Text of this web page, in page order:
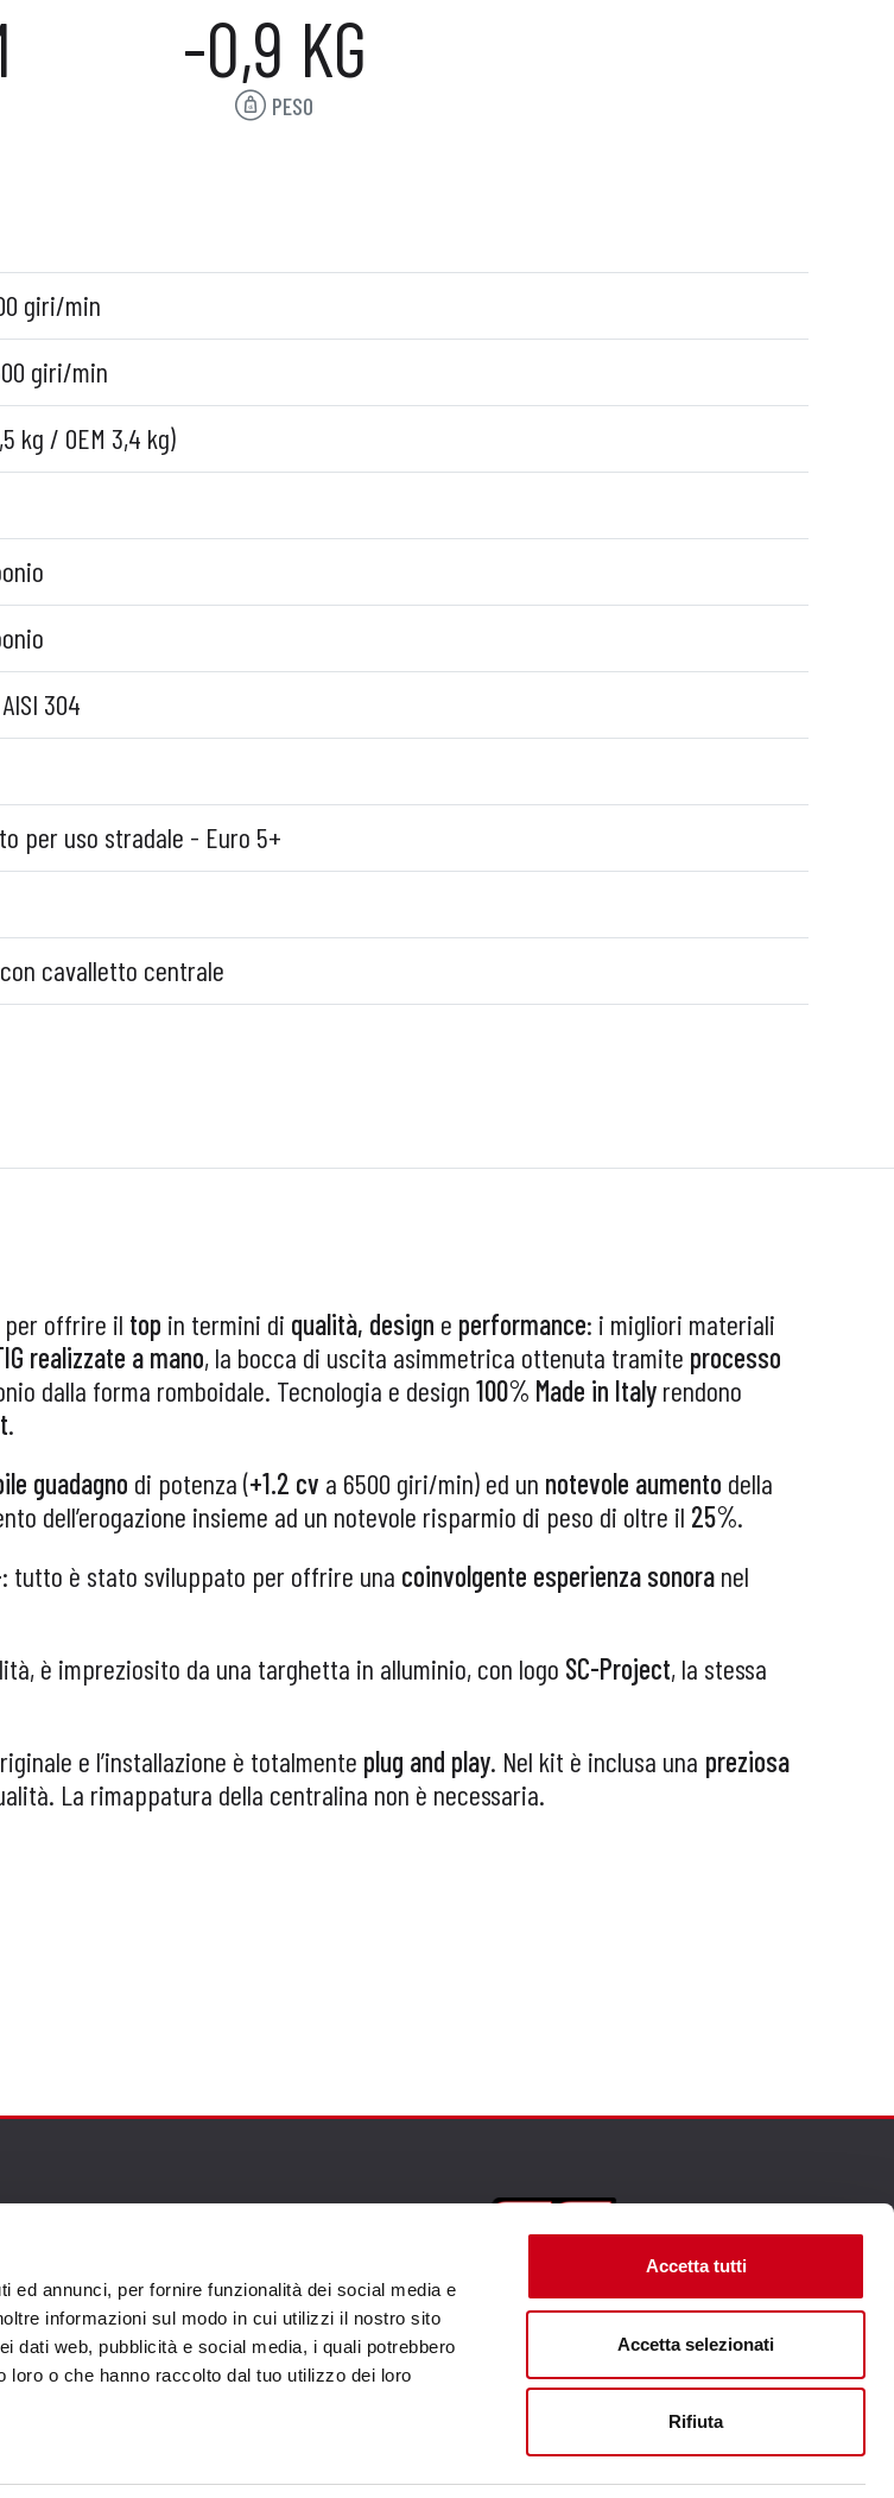
ed annunci, per fornire funzionalità dei social media e
informazioni sul modo in cui utilizzi il nostro sito
dati web, pubblicità e social media, i quali potrebbero
o che hanno raccolto dal tuo utilizzo dei loro
Accetta tutti
Accetta selezionati
Rifiuta
-0,9 KG
PESO
giri/min
giri/min
kg / OEM 3,4 kg)
304
per uso stradale - Euro 5+
cavalletto centrale
per offrire il top in termini di qualità, design e performance: i migliori materiali
realizzate a mano, la bocca di uscita asimmetrica ottenuta tramite processo
dalla forma romboidale. Tecnologia e design 100% Made in Italyrendono
.
guadagno di potenza (+1.2 cv a 6500 giri/min) ed un notevole aumento della
dell’erogazione insieme ad un notevole risparmio di peso di oltre il 25%.
: tutto è stato sviluppato per offrire una coinvolgente esperienza sonoranel
è impreziosito da una targhetta in alluminio, con logo SC-Project, la stessa
e l’installazione è totalmente plug and play. Nel kit è inclusa una preziosa
La rimappatura della centralina non è necessaria.
Visita il sito corporate